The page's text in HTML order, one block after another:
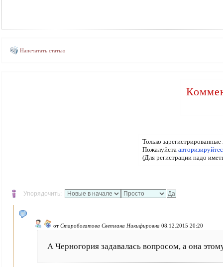
Напечатать статью
Только
Пожалуйста
(Для регистрации надо
Упорядочить:
от Старобогатова Светлана Никифировна 08.12.2015 20:20
А Черногория задавалась вопросом, а она